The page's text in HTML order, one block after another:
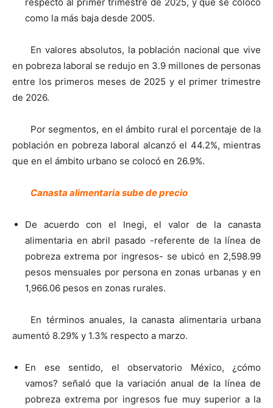
como la más baja desde 2005.
En valores absolutos, la población nacional que vive
en pobreza laboral se redujo en 3.9 millones de personas
entre los primeros meses de 2025 y el primer trimestre
de 2026.
Por segmentos, en el ámbito rural el porcentaje de la
población en pobreza laboral alcanzó el 44.2%, mientras
que en el ámbito urbano se colocó en 26.9%.
Canasta alimentaria sube de precio
De acuerdo con el Inegi, el valor de la canasta
alimentaria en abril pasado -referente de la línea de
pobreza extrema por ingresos- se ubicó en 2,598.99
pesos mensuales por persona en zonas urbanas y en
1,966.06 pesos en zonas rurales.
En términos anuales, la canasta alimentaria urbana
aumentó 8.29% y 1.3% respecto a marzo.
En ese sentido, el observatorio México, ¿cómo
vamos? señaló que la variación anual de la línea de
pobreza extrema por ingresos fue muy superior a la